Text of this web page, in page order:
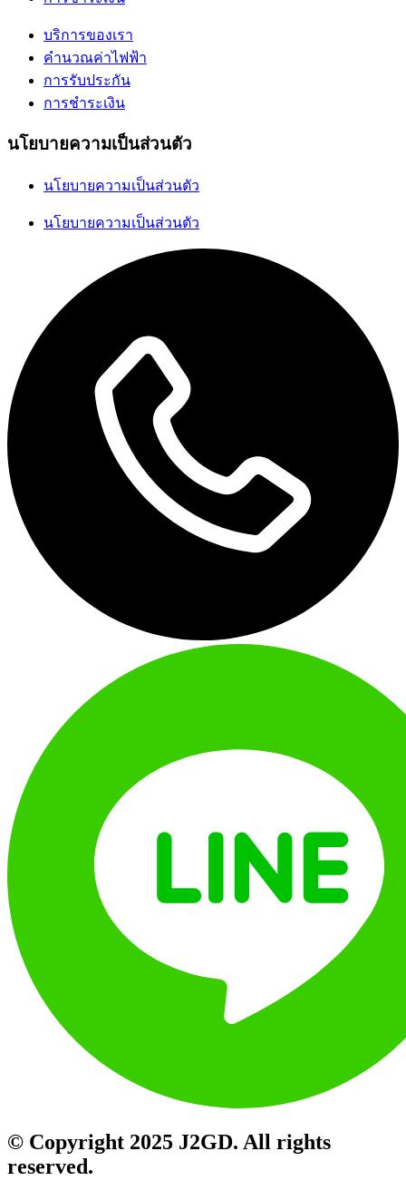
บริการของเรา
คำนวณค่าไฟฟ้า
การรับประกัน
การชำระเงิน
นโยบายความเป็นส่วนตัว
นโยบายความเป็นส่วนตัว
นโยบายความเป็นส่วนตัว
© Copyright 2025 J2GD. All rights
reserved.